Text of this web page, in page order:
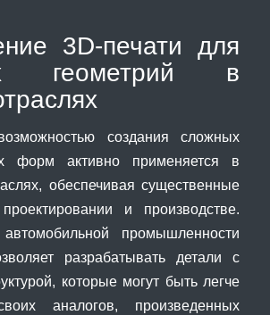
3D-печати для
геометрий в
создания сложных
форм активно применяется в
обеспечивая существенные
и производстве.
промышленности
разрабатывать детали с
которые могут быть легче
аналогов, произведенных